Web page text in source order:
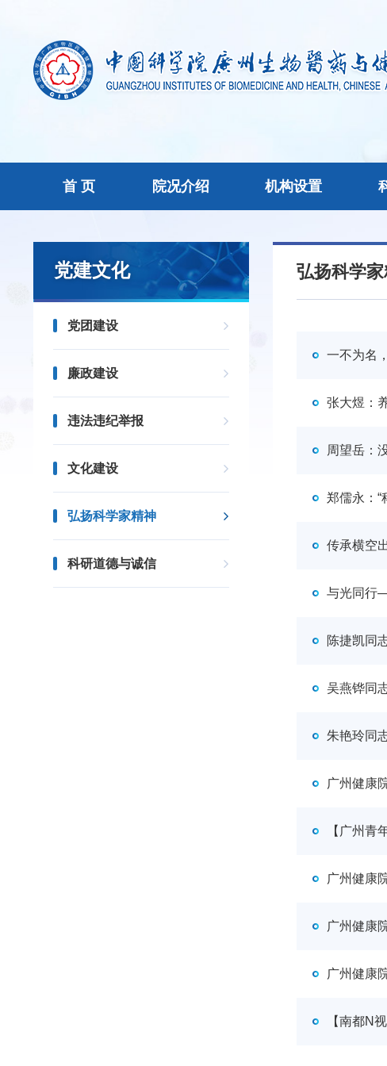
首 页 院况介绍 机构设置
党建文化
党团建设
廉政建设
违法违纪举报
文化建设
弘扬科学家精神
科研道德与诚信
弘扬科学
一不为名
张大煜：
周望岳：
郑儒永：
传承横空
与光同行
陈捷凯同
吴燕铧同
朱艳玲同
广州健康
【广州青
广州健康
广州健康
广州健康
【南都N